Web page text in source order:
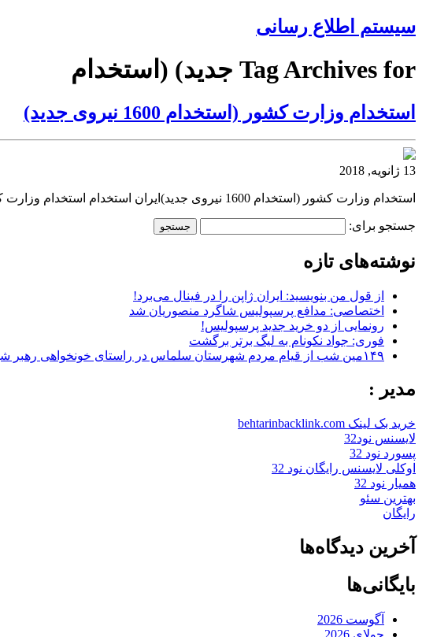
سیستم اطلاع رسانی
Tag Archives for جدید) (استخدام
استخدام وزارت کشور (استخدام 1600 نیروی جدید)
13 ژانویه, 2018
استخدام وزارت کشور (استخدام 1600 نیروی جدید)ایران استخدام استخدام وزارت کشور (استخدام 1600 نیروی جدید) ایران استخداماستخدام وزارت کشور (استخدام 1600 نیروی جدید)
جستجو برای:
نوشته‌های تازه
از قول من بنویسید: ایران ژاپن را در فینال می‌برد!
اختصاصی: مدافع پرسپولیس شاگرد منصوریان شد
رونمایی از دو خرید جدید پرسپولیس!
فوری: جواد نکونام به لیگ برتر برگشت
۱۴۹مین شب از قیام مردم شهرستان سلماس در راستای خونخواهی رهبر شهید + تصاویر
مدیر :
خرید بک لینک behtarinbacklink.com
لایسنس نود32
پسورد نود 32
اوکلی لایسنس رایگان نود 32
همیار نود 32
بهترین سئو
رایگان
آخرین دیدگاه‌ها
بایگانی‌ها
آگوست 2026
جولای 2026